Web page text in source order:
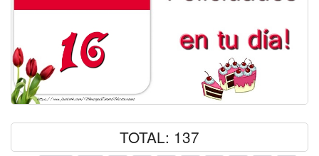
TOTAL: 137